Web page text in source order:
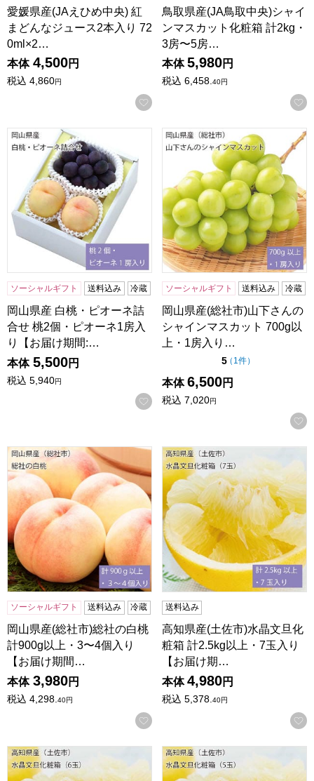
愛媛県産(JAえひめ中央) 紅
まどんなジュース2本入り 72
0ml×2…
本体 4,500円
税込 4,860円
お気に入りに登録する
鳥取県産(JA鳥取中央)シャイ
ンマスカット化粧箱 計2kg・
3房〜5房…
本体 5,980円
税込 6,458.40円
岡山県産 白桃・ピオーネ詰合せ 桃2個・ピオーネ1房入り
ソーシャルギフト 送料込み 冷蔵
岡山県産 白桃・ピオーネ詰
合せ 桃2個・ピオーネ1房入
り【お届け期間:…
本体 5,500円
税込 5,940円
お気に入りに登録する
岡山県産(総社市)山下さんの
ソーシャルギフト 送料込み 冷蔵
岡山県産(総社市)山下さんの
シャインマスカット 700g以
上・1房入り…
5点（5点満点中）
（ 1件の評価
）
本体 6,500円
税込 7,020円
岡山県産(総社市)総社の白桃 計900g以上・3〜4個入り【お
ソーシャルギフト 送料込み 冷蔵
岡山県産(総社市)総社の白桃
計900g以上・3〜4個入り
【お届け期間…
本体 3,980円
税込 4,298.40円
お気に入りに登録する
高知県産(土佐市)水晶文旦化
送料込み
高知県産(土佐市)水晶文旦化
粧箱 計2.5kg以上・7玉入り
【お届け期…
本体 4,980円
税込 5,378. 40円
高知県産(土佐市)水晶文旦化粧箱 計2.5kg以上・6玉入り【
高知県産(土佐市)水晶文旦化